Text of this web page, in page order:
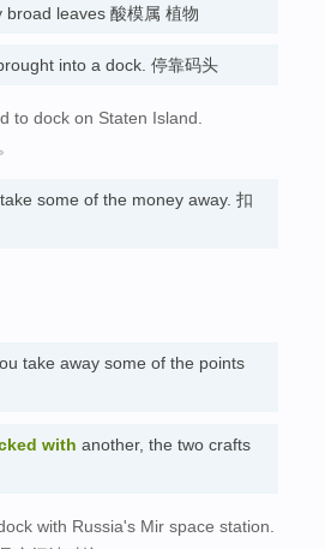
leaves 酸模属 植物
into a dock. 停靠码头
to dock on Staten Island.
some of the money away. 扣
take away some of the points
with another, the two crafts
with Russia's Mir space station.